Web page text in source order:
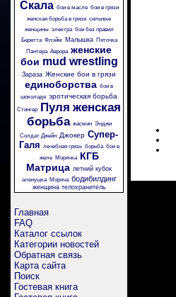
Скала бои в масле бои в грязи
женская борьба в грязи сильные
женщины электра бои без правил
Беретта Флэйм Малышка
Пяточка
Пантера Аврора женские
бои mud wrestling
Зараза Женские бои в грязи
единоборства бои в
шоколаде эротическая борьба
Стингер Пуля женская
борьба жасмин Энджи
Солдат Джейн Джокер Супер-
Галя лечебная грязь борьба бои в
желе
Морячка
КГБ
Матрица летний кубок
аленушка Моряча бодибилдинг
женщина телохранитель
Главная
FAQ
Каталог ссылок
Категории новостей
Обратная связь
Карта сайта
Поиск
Гостевая книга